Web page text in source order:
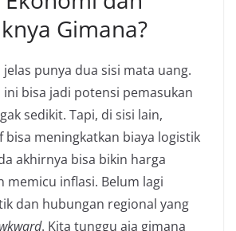
Gimana?
punya dua sisi mata uang.
ini bisa jadi potensi pemasukan
sedikit. Tapi, di sisi lain,
bisa meningkatkan biaya logistik
akhirnya bisa bikin harga
memicu inflasi. Belum lagi
dan hubungan regional yang
. Kita tunggu aja gimana